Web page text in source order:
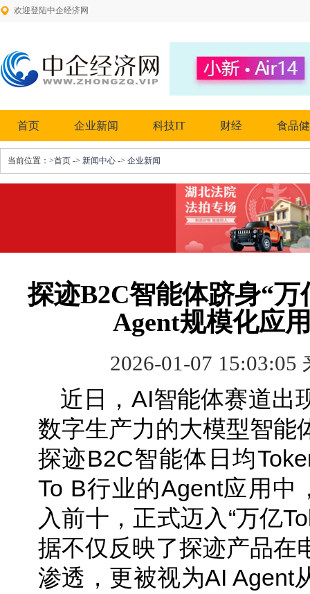
欢迎登陆中企经济网
首页 企业新闻 科技IT 财经 食品
当前位置： >首页 -> 新闻中心 -> 企业新闻
探迹B2C智能体跻身“
Agent规模化应
2026-01-07 15:03:05
近日，AI智能体赛道出
数字生产力的大模型智能
探迹B2C智能体日均
To B行业的Agent应用中
入前十，正式迈入“万亿
据不仅反映了探迹产品在
渗透，更被视为AI Agent